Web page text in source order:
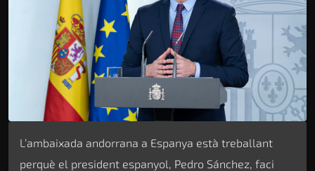
L’ambaixada andorrana a Espanya està treballant
perquè el president espanyol, Pedro Sánchez, faci